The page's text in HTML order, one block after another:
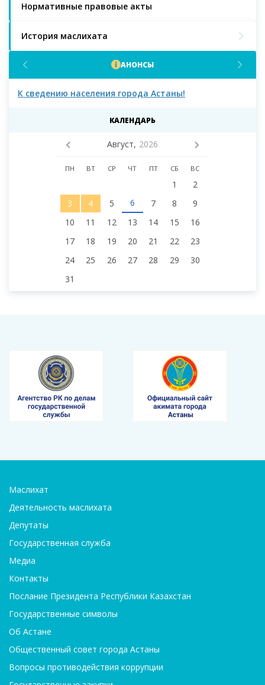
Нормативные правовые акты
История маслихата
АНОНСЫ
К сведению населения города Астаны!
КАЛЕНДАРЬ
Август, 2026
ПН ВТ СР ЧТ ПТ СБ ВС
1
2
3
4 5 6 7 8
9
10
11 12 13 14 15
16
17
18 19 20 21 22
23
24
25 26 27 28 29
30
31
Маслихат
Деятельность маслихата
Депутаты
Государственная служба
Медиа
Контакты
Послание Президента Республики Казахстан
Государственные символы
Об Астане
Общественный совет города Астаны
Вопросы противодействия коррупции